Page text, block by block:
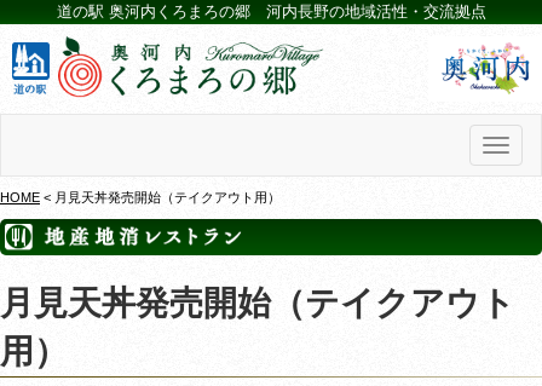
道の駅 奥河内くろまろの郷 河内長野の地域活性・交流拠点
HOME < 月見天丼発売開始（テイクアウト用）
月見天丼発売開始（テイクアウト
用）